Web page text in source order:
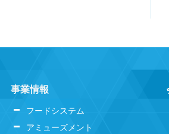
事業情報
フードシステム
アミューズメント